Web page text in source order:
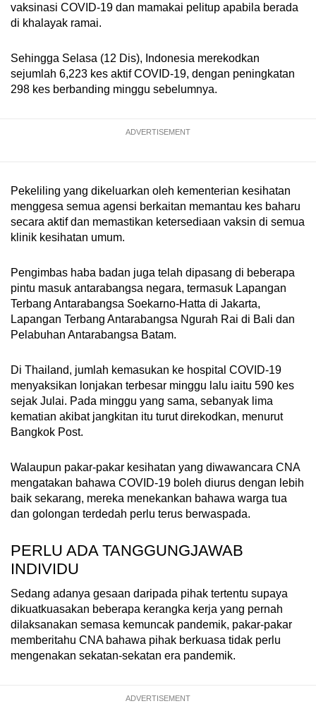
Small grid, big challenge
Spot as many words as you can
vaksinasi COVID-19 dan mamakai pelitup apabila berada
di khalayak ramai.
Sehingga Selasa (12 Dis), Indonesia merekodkan
sejumlah 6,223 kes aktif COVID-19, dengan peningkatan
298 kes berbanding minggu sebelumnya.
ADVERTISEMENT
Pekeliling yang dikeluarkan oleh kementerian kesihatan
menggesa semua agensi berkaitan memantau kes baharu
secara aktif dan memastikan ketersediaan vaksin di semua
klinik kesihatan umum.
Pengimbas haba badan juga telah dipasang di beberapa
pintu masuk antarabangsa negara, termasuk Lapangan
Terbang Antarabangsa Soekarno-Hatta di Jakarta,
Lapangan Terbang Antarabangsa Ngurah Rai di Bali dan
Pelabuhan Antarabangsa Batam.
Di Thailand, jumlah kemasukan ke hospital COVID-19
menyaksikan lonjakan terbesar minggu lalu iaitu 590 kes
sejak Julai. Pada minggu yang sama, sebanyak lima
kematian akibat jangkitan itu turut direkodkan, menurut
Bangkok Post.
Walaupun pakar-pakar kesihatan yang diwawancara CNA
mengatakan bahawa COVID-19 boleh diurus dengan lebih
baik sekarang, mereka menekankan bahawa warga tua
dan golongan terdedah perlu terus berwaspada.
PERLU ADA TANGGUNGJAWAB
INDIVIDU
Sedang adanya gesaan daripada pihak tertentu supaya
dikuatkuasakan beberapa kerangka kerja yang pernah
dilaksanakan semasa kemuncak pandemik, pakar-pakar
memberitahu CNA bahawa pihak berkuasa tidak perlu
mengenakan sekatan-sekatan era pandemik.
ADVERTISEMENT